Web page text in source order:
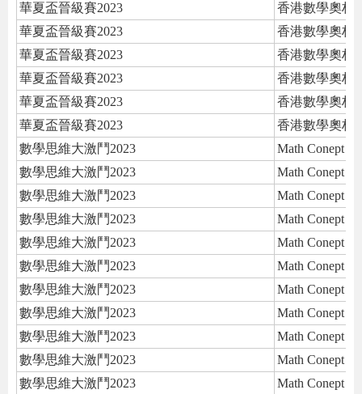
華夏盃晉級賽2023
香港數學奧林
華夏盃晉級賽2023
香港數學奧林
華夏盃晉級賽2023
香港數學奧林
華夏盃晉級賽2023
香港數學奧林
華夏盃晉級賽2023
香港數學奧林
華夏盃晉級賽2023
香港數學奧林
數學思維大激鬥2023
Math Conept
數學思維大激鬥2023
Math Conept
數學思維大激鬥2023
Math Conept
數學思維大激鬥2023
Math Conept
數學思維大激鬥2023
Math Conept
數學思維大激鬥2023
Math Conept
數學思維大激鬥2023
Math Conept
數學思維大激鬥2023
Math Conept
數學思維大激鬥2023
Math Conept
數學思維大激鬥2023
Math Conept
數學思維大激鬥2023
Math Conept